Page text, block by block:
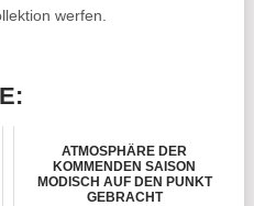
werfen.
ATMOSPHÄRE DER
KOMMENDEN SAISON
MODISCH AUF DEN PUNKT
GEBRACHT